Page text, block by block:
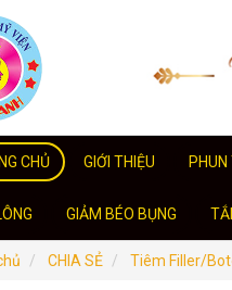
CHỦ GIỚI THIỆU
GIẢM BÉO BỤNG
CHIA SẺ Tiêm Filler/